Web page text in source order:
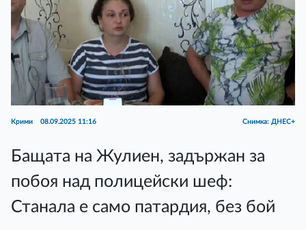
Крими 08.09.2025 11:16 Снимка: ДНЕС+
Бащата на Жулиен, задържан за
побоя над полицейски шеф:
Станала е само патардия, без бой